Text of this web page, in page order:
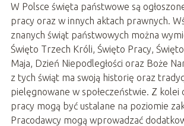
W Polsce święta państwowe są
pracy oraz w innych aktach prawnych.
znanych świąt państwowych można
Święto Trzech Króli, Święto Pracy,
Maja, Dzień Niepodległości oraz Boże
z tych świąt ma swoją historię oraz
pielęgnowane w społeczeństwie. Z kolei
pracy mogą być ustalane na poziomie
Pracodawcy mogą wprowadzać